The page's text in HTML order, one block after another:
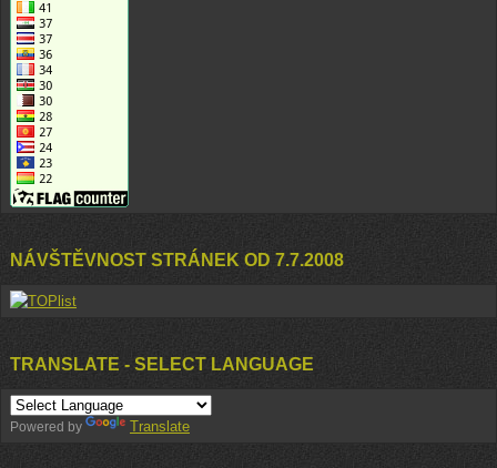
NÁVŠTĚVNOST STRÁNEK OD 7.7.2008
TRANSLATE - SELECT LANGUAGE
Powered by Translate